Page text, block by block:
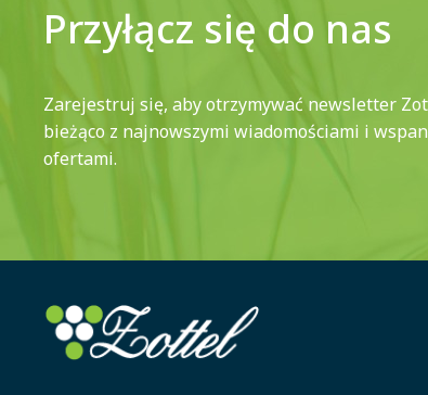
Przyłącz się do nas
Zarejestruj się, aby otrzymywać newsletter
bieżąco z najnowszymi wiadomościami i
ofertami.